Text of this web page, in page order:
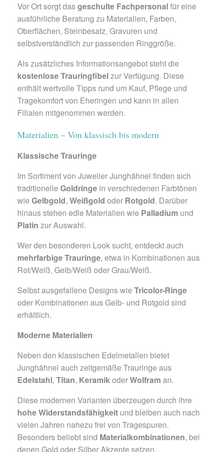
Vor Ort sorgt dasgeschulte Fachpersonalfür eine
ausführliche Beratung zu Materialien, Farben,
Oberflächen, Steinbesatz, Gravuren und
selbstverständlich zur passenden Ringgröße.
Als zusätzliches Informationsangebot steht die
kostenlose Trauringfibelzur Verfügung. Diese
enthält wertvolle Tipps rund um Kauf, Pflege und
Tragekomfort von Eheringen und kann in allen
Filialen mitgenommen werden.
Materialien – Von klassisch bis modern
Klassische Trauringe
Im Sortiment von Juwelier Junghähnel finden sich
traditionelle Goldringe in verschiedenen Farbtönen
wie Gelbgold, Weißgold oder Rotgold. Darüber
hinaus stehen edle Materialien wie Palladium und
Platin zur Auswahl.
Wer den besonderen Look sucht, entdeckt auch
mehrfarbige Trauringe, etwa in Kombinationen aus
Rot/Weiß, Gelb/Weiß oder Grau/Weiß.
Selbst ausgefallene Designs wie Tricolor-Ringe
oder Kombinationen aus Gelb- und Rotgold sind
erhältlich.
Moderne Materialien
Neben den klassischen Edelmetallen bietet
Junghähnel auch zeitgemäße Trauringe aus
Edelstahl, Titan, KeramikoderWolfram an.
Diese modernen Varianten überzeugen durch ihre
hohe Widerstandsfähigkeit und bleiben auch nach
vielen Jahren nahezu frei von Tragespuren.
Besonders beliebt sind Materialkombinationen, bei
denen Gold oder Silber Akzente setzen.